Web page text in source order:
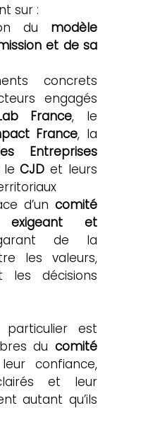
sur :
du modèle
et de sa
concrets
engagés
France
France
Entreprises
le CJD et leurs
d’un comité
et
de la
les valeurs,
les décisions
particulier est
du comité
confiance,
et leur
autant qu’ils